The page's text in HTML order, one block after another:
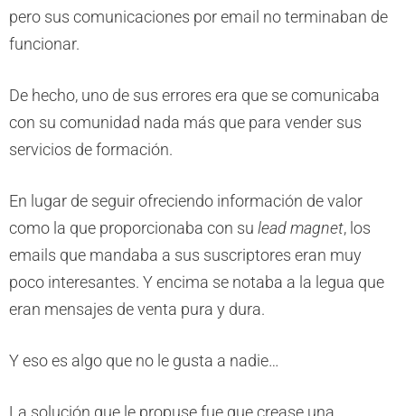
pero sus comunicaciones por email no terminaban de
funcionar.
De hecho, uno de sus errores era que se comunicaba
con su comunidad nada más que para vender sus
servicios de formación.
En lugar de seguir ofreciendo información de valor
como la que proporcionaba con su lead magnet, los
emails que mandaba a sus suscriptores eran muy
poco interesantes. Y encima se notaba a la legua que
eran mensajes de venta pura y dura.
Y eso es algo que no le gusta a nadie…
La solución que le propuse fue que crease una